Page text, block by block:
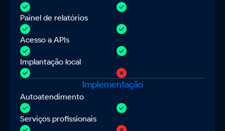
Painel de relatórios
Acesso a APIs
Implantação local
Implementação
Autoatendimento
Serviços profissionais